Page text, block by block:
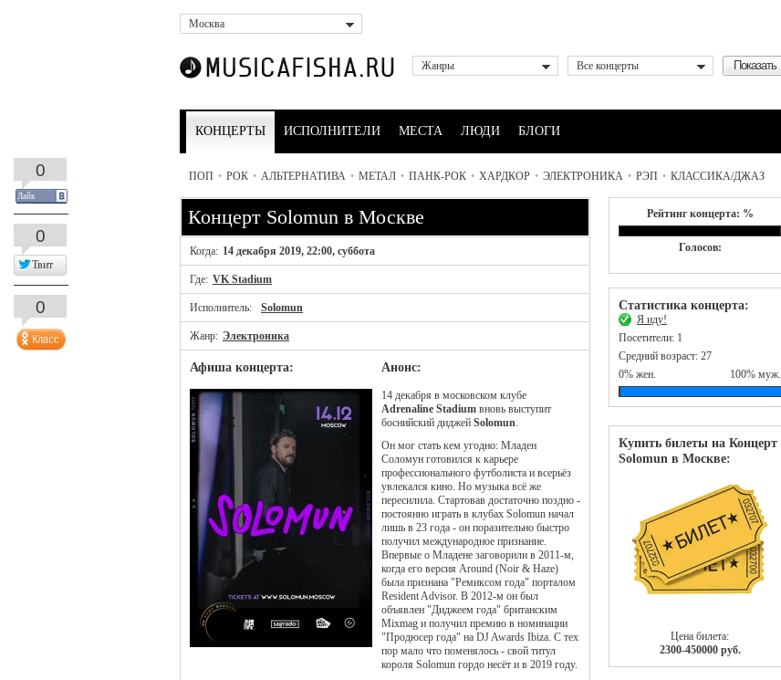
Москва
Жанры
Все концерты
КОНЦЕРТЫ ИСПОЛНИТЕЛИ МЕСТА ЛЮДИ БЛОГИ
ПОП • РОК • АЛЬТЕРНАТИВА • МЕТАЛ • ПАНК-РОК • ХАРДКОР • ЭЛЕКТРОНИКА • РЭП • КЛАССИКА/ДЖАЗ
Рейтинг концерта: %
Голосов:
Статистика концерта:
Я иду!
Посетители: 1
Средний возраст: 27
0% жен.
100% муж.
Купить билеты на Концерт
Solomun в Москве:
Цена билета:
2300-450000 руб.
Концерт Solomun в Москве
Когда: 14 декабря 2019, 22:00, суббота
Где: VK Stadium
Исполнитель: Solomun
Жанр: Электроника
Афиша концерта: Анонс:
14 декабря в московском клубе
Adrenaline Stadium вновь выступит
боснийский диджей Solomun.
Он мог стать кем угодно: Младен
Соломун готовился к карьере
профессионального футболиста и всерьёз
увлекался кино. Но музыка всё же
пересилила. Стартовав достаточно поздно -
постоянно играть в клубах Solomun начал
лишь в 23 года - он поразительно быстро
получил международное признание.
Впервые о Младене заговорили в 2011-м,
когда его версия Around (Noir & Haze)
была признана "Ремиксом года" порталом
Resident Advisor. В 2012-м он был
объявлен "Диджеем года" британским
Mixmag и получил премию в номинации
"Продюсер года" на DJ Awards Ibiza. С тех
пор мало что поменялось - свой титул
короля Solomun гордо несёт и в 2019 году.
0
Лайк
0
Твит
0